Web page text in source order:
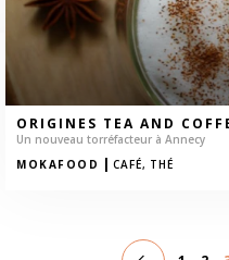
ORIGINES TEA AND
Un nouveau torréfacteur à Annecy
MOKAFOOD | CAFÉ, THÉ